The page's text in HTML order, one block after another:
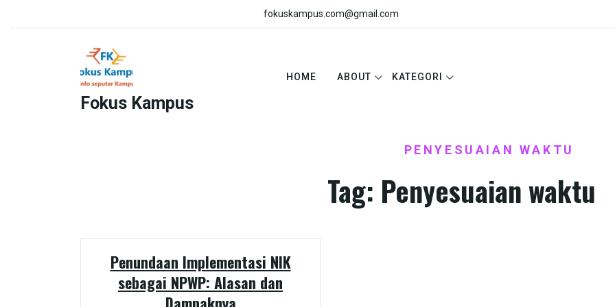
fokuskampus.com@gmail.com
Fokus Kampus
HOME ABOUT KATEGORI
PENYESUAIAN WAKTU
Tag: Penyesuaian waktu
Penundaan Implementasi NIK
sebagai NPWP: Alasan dan